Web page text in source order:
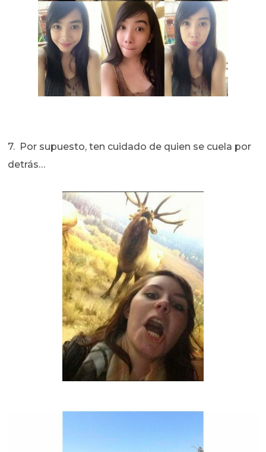
7. Por supuesto, ten cuidado de quien se cuela por
detrás…